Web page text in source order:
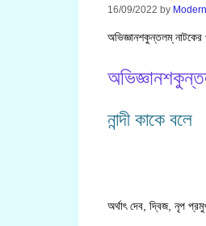
16/09/2022 by
অভিজ্ঞানশকুন্তলম্
নান্দী কাকে বলে
অর্থাৎ দেব, দ্বিজ, নৃপ